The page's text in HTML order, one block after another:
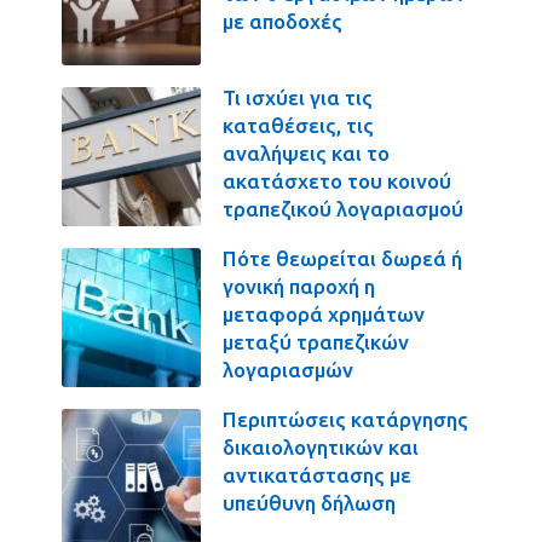
με αποδοχές
Τι ισχύει για τις
καταθέσεις, τις
αναλήψεις και το
ακατάσχετο του κοινού
τραπεζικού λογαριασμού
Πότε θεωρείται δωρεά ή
γονική παροχή η
μεταφορά χρημάτων
μεταξύ τραπεζικών
λογαριασμών
Περιπτώσεις κατάργησης
δικαιολογητικών και
αντικατάστασης με
υπεύθυνη δήλωση